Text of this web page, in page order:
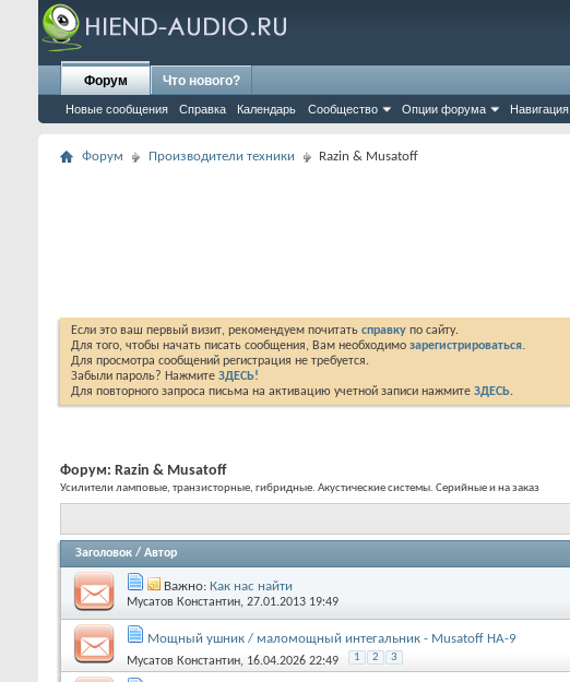
Форум
Новые сообщения Справка Календарь Сообщество Опции форума Навигация
Что нового?
Форум Производители техники Razin & Musatoff
Если это ваш первый визит, рекомендуем почитать справку по сайту.
Для того, чтобы начать писать сообщения, Вам необходимо зарегистрироваться.
Для просмотра сообщений регистрация не требуется.
Забыли пароль? Нажмите ЗДЕСЬ!
Для повторного запроса письма на активацию учетной записи нажмите ЗДЕСЬ.
Форум: Razin & Musatoff
Усилители ламповые, транзисторные, гибридные. Акустические системы. Серийные и на заказ
Заголовок / Автор
Важно: Как нас найти
Мусатов Константин, 27.01.2013 19:49
Мощный ушник / маломощный интегальник - Musatoff HA-9
Мусатов Константин, 16.04.2026 22:49 1 2 3